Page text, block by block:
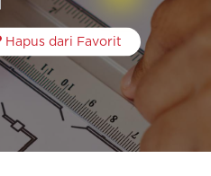
Hapus dari Favorit